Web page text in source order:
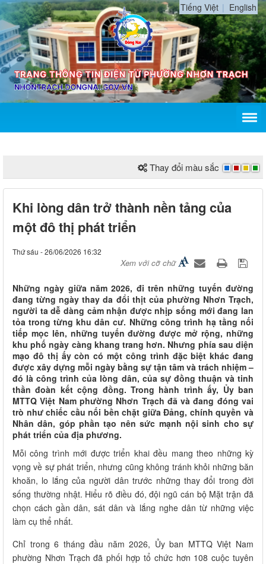
Tiếng Việt English
Thay đổi màu sắc
Khi lòng dân trở thành nền tảng của
một đô thị phát triển
Thứ sáu - 26/06/2026 16:32
Xem với cỡ chữ
Những ngày giữa năm 2026, đi trên những tuyến đường
đang từng ngày thay da đổi thịt của phường Nhơn Trạch,
người ta dễ dàng cảm nhận được nhịp sống mới đang lan
tỏa trong từng khu dân cư. Những công trình hạ tầng nối
tiếp mọc lên, những tuyến đường được mở rộng, những
khu phố ngày càng khang trang hơn. Nhưng phía sau diện
mạo đô thị ấy còn có một công trình đặc biệt khác đang
được xây dựng mỗi ngày bằng sự tận tâm và trách nhiệm –
đó là công trình của lòng dân, của sự đồng thuận và tinh
thần đoàn kết cộng đồng. Trong hành trình ấy, Ủy ban
MTTQ Việt Nam phường Nhơn Trạch đã và đang đóng vai
trò như chiếc cầu nối bền chặt giữa Đảng, chính quyền và
Nhân dân, góp phần tạo nên sức mạnh nội sinh cho sự
phát triển của địa phương.
Mỗi công trình mới được triển khai đều mang theo những kỳ
vọng về sự phát triển, nhưng cũng không tránh khỏi những băn
khoăn, lo lắng của người dân trước những thay đổi trong đời
sống thường nhật. Hiểu rõ điều đó, đội ngũ cán bộ Mặt trận đã
chọn cách gần dân, sát dân và lắng nghe dân từ những việc
làm cụ thể nhất.
Chỉ trong 6 tháng đầu năm 2026, Ủy ban MTTQ Việt Nam
phường Nhơn Trạch đã phối hợp tổ chức hơn 108 cuộc tuyên